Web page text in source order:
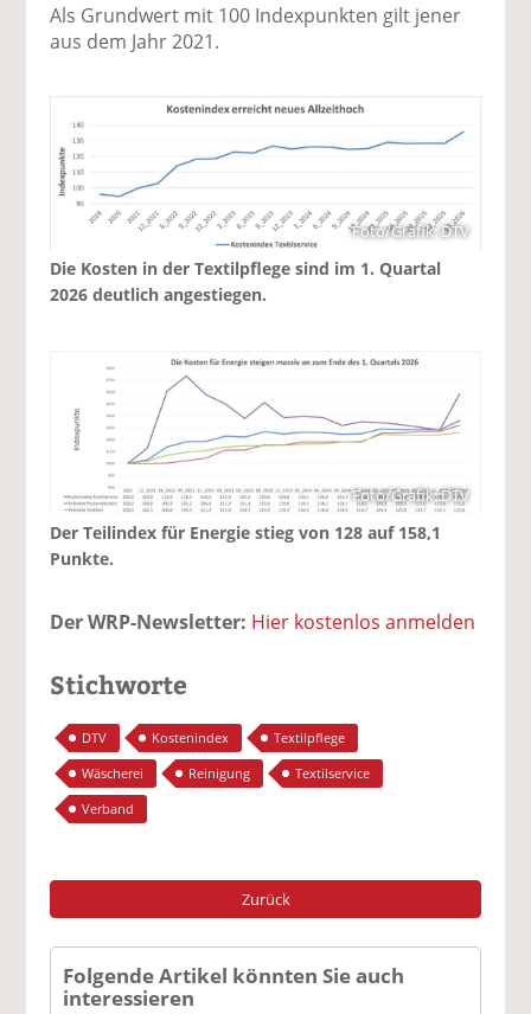
Als Grundwert mit 100 Indexpunkten gilt jener
aus dem Jahr 2021.
Foto/Grafik: DTV
Die Kosten in der Textilpflege sind im 1. Quartal
2026 deutlich angestiegen.
Foto/Grafik: DTV
Der Teilindex für Energie stieg von 128 auf 158,1
Punkte.
Der WRP-Newsletter: Hier kostenlos anmelden
Stichworte
DTV Kostenindex
Textilpflege
Wäscherei
Reinigung
Textilservice
Verband
Zurück
Folgende Artikel könnten Sie auch
interessieren